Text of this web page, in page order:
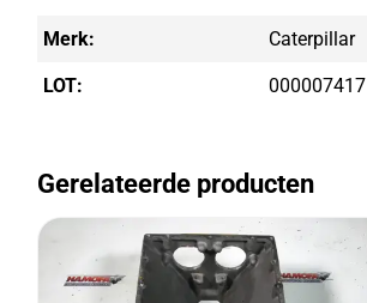
Merk: Caterpillar
LOT: 000007417
Gerelateerde producten